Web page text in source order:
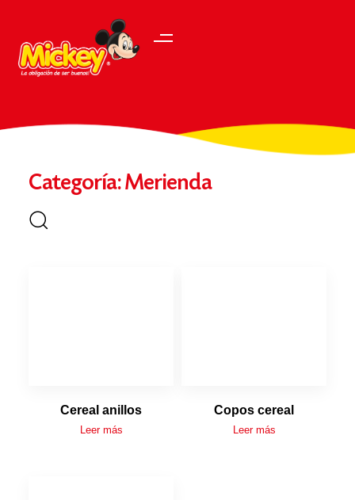
Categoría: Merienda
Cereal anillos
Leer más
Copos cereal
Leer más